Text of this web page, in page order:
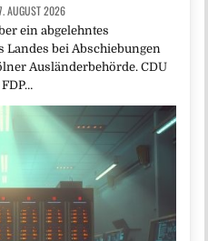
AUGUST 2026
ein abgelehntes
Landes bei Abschiebungen
Ausländerbehörde. CDU